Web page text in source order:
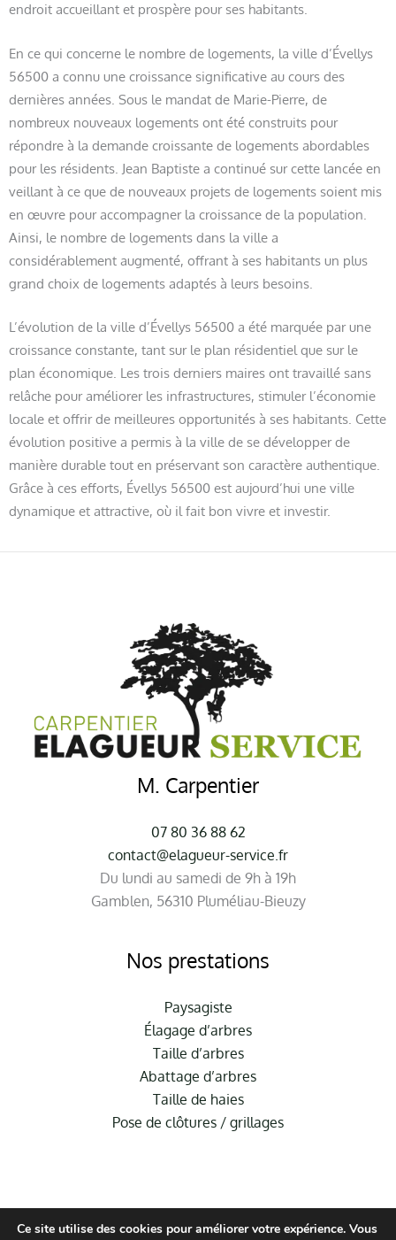
endroit accueillant et prospère pour ses habitants.
En ce qui concerne le nombre de logements, la ville d’Évellys
56500 a connu une croissance significative au cours des
dernières années. Sous le mandat de Marie-Pierre, de
nombreux nouveaux logements ont été construits pour
répondre à la demande croissante de logements abordables
pour les résidents. Jean Baptiste a continué sur cette lancée en
veillant à ce que de nouveaux projets de logements soient mis
en œuvre pour accompagner la croissance de la population.
Ainsi, le nombre de logements dans la ville a
considérablement augmenté, offrant à ses habitants un plus
grand choix de logements adaptés à leurs besoins.
L’évolution de la ville d’Évellys 56500 a été marquée par une
croissance constante, tant sur le plan résidentiel que sur le
plan économique. Les trois derniers maires ont travaillé sans
relâche pour améliorer les infrastructures, stimuler l’économie
locale et offrir de meilleures opportunités à ses habitants. Cette
évolution positive a permis à la ville de se développer de
manière durable tout en préservant son caractère authentique.
Grâce à ces efforts, Évellys 56500 est aujourd’hui une ville
dynamique et attractive, où il fait bon vivre et investir.
M. Carpentier
07 80 36 88 62
contact@elagueur-service.fr
Du lundi au samedi de 9h à 19h
Gamblen, 56310 Pluméliau-Bieuzy
Nos prestations
Paysagiste
Élagage d’arbres
Taille d’arbres
Abattage d’arbres
Taille de haies
Pose de clôtures / grillages
Ce site utilise des cookies pour améliorer votre expérience. Vous